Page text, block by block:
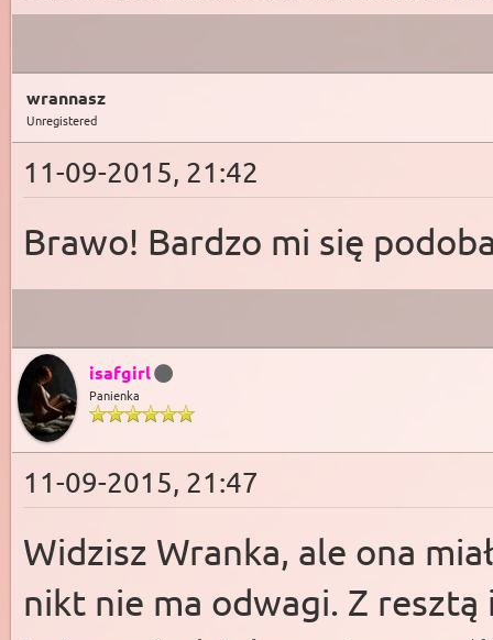
wrannasz
Unregistered
11-09-2015, 21:42
Brawo! Bardzo mi się
isafgirl
Panienka
11-09-2015, 21:47
Widzisz Wranka, ale ona
nikt nie ma odwagi. Z